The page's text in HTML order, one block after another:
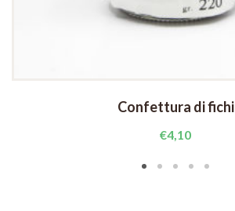
Confettura di fichi
€4,10